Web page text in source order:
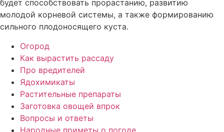
будет способствовать прорастанию, развитию
молодой корневой системы, а также формированию
сильного плодоносящего куста.
Огород
Как вырастить рассаду
Про вредителей
Ядохимикаты
Растительные препараты
Заготовка овощей впрок
Вопросы и ответы
Народные приметы о погоде